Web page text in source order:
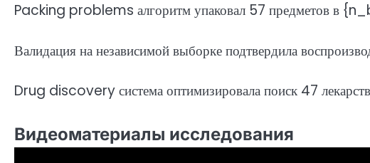
Packing problems алгоритм упаковал 57 предметов в
Валидация на независимой выборке подтвердила
Drug discovery система оптимизировала поиск 47
Видеоматериалы исследования